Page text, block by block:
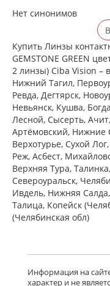
Нет синонимов
Купить Линзы
GEMSTONE GREEN
2 линзы) Ciba Vision –
Нижний Тагил,
Ревда, Дегтярск,
Невьянск, Кушва,
Лесной, Сысерть,
Артёмовский, Нижние
Верхотурье, Сухой
Реж, Асбест,
Верхняя Тура,
Североуральск,
Ивдель, Нижняя
Талица, Копейск
(Челябинская обл)
Информация на
характер и не